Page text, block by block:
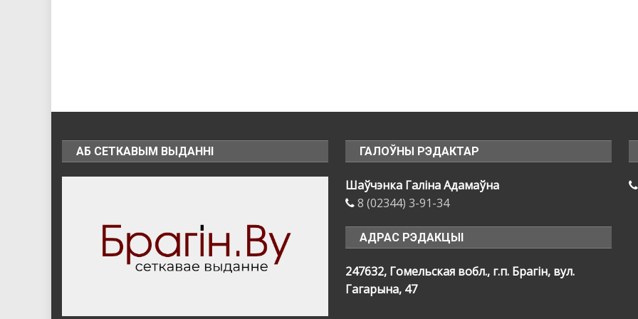
АБ СЕТКАВЫМ ВЫДАННІ ГАЛОЎНЫ РЭДАКТАР
Шаўчэнка Галіна Адамаўна
8 (02344) 3-91-34
АДРАС РЭДАКЦЫІ
247632, Гомельская вобл., г.п. Брагін, вул.
Гагарына, 47